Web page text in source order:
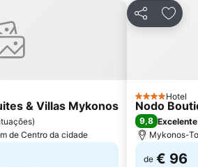
& Villas Mykonos
)
de Centro da cidade
Partilhar
4 Estrelas
Hotel
Nodo
9,8 Excelente
Mykonos-
de € 96